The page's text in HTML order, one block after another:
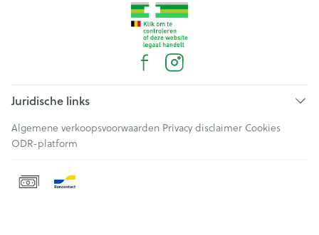
Juridische links
Algemene verkoopsvoorwaarden Privacy disclaimer Cookies
ODR-platform